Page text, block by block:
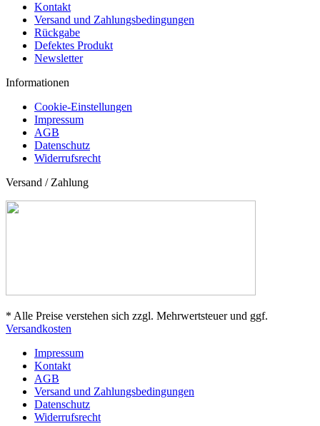
Kontakt
Versand und Zahlungsbedingungen
Rückgabe
Defektes Produkt
Newsletter
Informationen
Cookie-Einstellungen
Impressum
AGB
Datenschutz
Widerrufsrecht
Versand / Zahlung
* Alle Preise verstehen sich zzgl. Mehrwertsteuer und ggf.
Versandkosten
Impressum
Kontakt
AGB
Versand und Zahlungsbedingungen
Datenschutz
Widerrufsrecht